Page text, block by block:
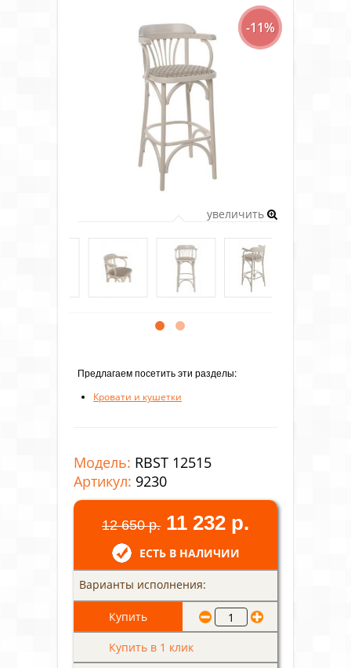
-11%
увеличить
Предлагаем посетить эти разделы:
Кровати и кушетки
Модель: RBST 12515
Артикул: 9230
12 650 р. 11 232 р.
ЕСТЬ В НАЛИЧИИ
Варианты исполнения:
Купить в 1 клик